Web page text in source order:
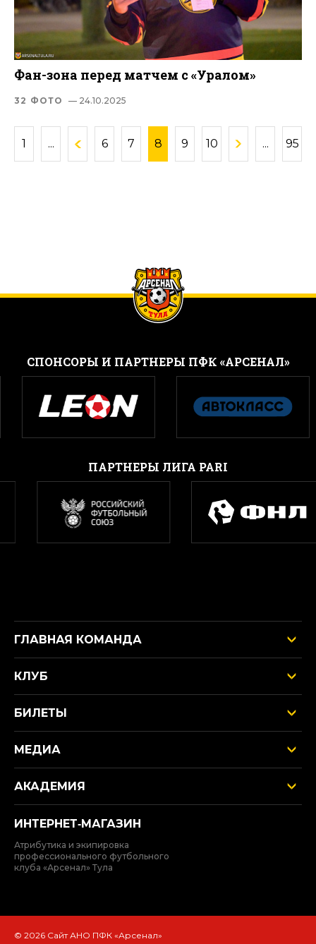
Фан-зона перед матчем с «Уралом»
32 ФОТО — 24.10.2025
1 ... 6 7 8 9 10 ... 95
CПОНСОРЫ И ПАРТНЕРЫ ПФК «АРСЕНАЛ»
ПАРТНЕРЫ ЛИГА PARI
ГЛАВНАЯ КОМАНДА
КЛУБ
БИЛЕТЫ
МЕДИА
АКАДЕМИЯ
ИНТЕРНЕТ‑МАГАЗИН
Атрибутика и экипировка
профессионального футбольного
клуба «Арсенал» Тула
© 2026 Сайт АНО ПФК «Арсенал»